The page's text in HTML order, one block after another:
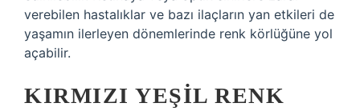
verebilen hastalıklar ve bazı ilaçların yan etkileri de
yaşamın ilerleyen dönemlerinde renk körlüğüne yol
açabilir.
KIRMIZI YEŞIL RENK